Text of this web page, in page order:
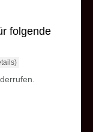
folgende